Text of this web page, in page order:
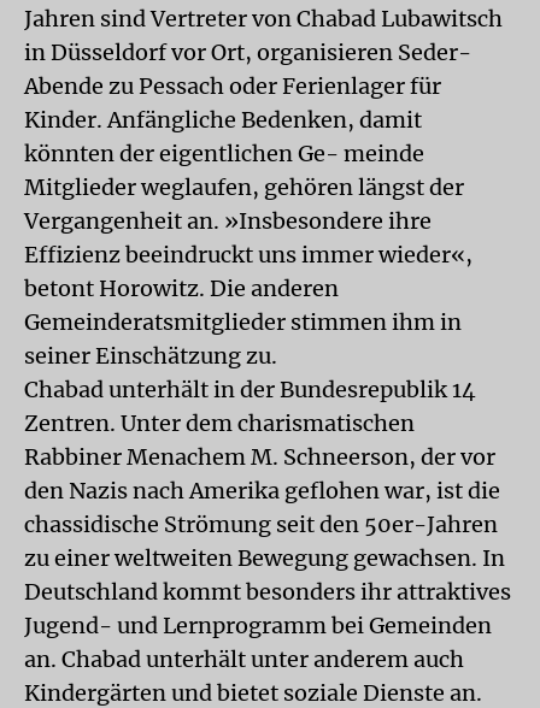
Jahren sind Vertreter von Chabad Lubawitsch
in Düsseldorf vor Ort, organisieren Seder-
Abende zu Pessach oder Ferienlager für
Kinder. Anfängliche Bedenken, damit
könnten der eigentlichen Ge- meinde
Mitglieder weglaufen, gehören längst der
Vergangenheit an. »Insbesondere ihre
Effizienz beeindruckt uns immer wieder«,
betont Horowitz. Die anderen
Gemeinderatsmitglieder stimmen ihm in
seiner Einschätzung zu.
Chabad unterhält in der Bundesrepublik 14
Zentren. Unter dem charismatischen
Rabbiner Menachem M. Schneerson, der vor
den Nazis nach Amerika geflohen war, ist die
chassidische Strömung seit den 50er-Jahren
zu einer weltweiten Bewegung gewachsen. In
Deutschland kommt besonders ihr attraktives
Jugend- und Lernprogramm bei Gemeinden
an. Chabad unterhält unter anderem auch
Kindergärten und bietet soziale Dienste an.